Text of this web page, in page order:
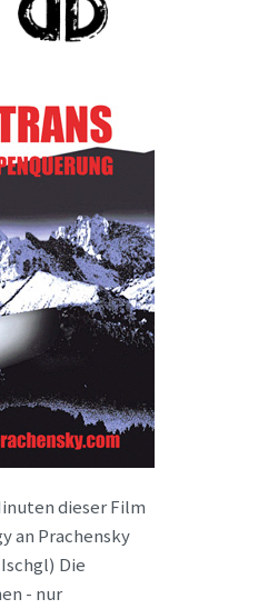
dieser Film
an Prachensky
Die
- nur